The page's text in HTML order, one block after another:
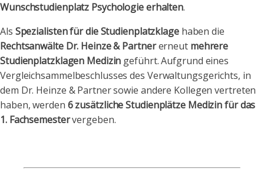
Wunschstudienplatz Psychologie erhalten.
Als Spezialisten für die Studienplatzklagehaben die
Rechtsanwälte Dr. Heinze & Partnererneut mehrere
Studienplatzklagen Medizin geführt. Aufgrund eines
Vergleichsammelbeschlusses des Verwaltungsgerichts, in
dem Dr. Heinze & Partner sowie andere Kollegen vertreten
haben, werden 6 zusätzliche Studienplätze Medizin für das
1. Fachsemestervergeben.